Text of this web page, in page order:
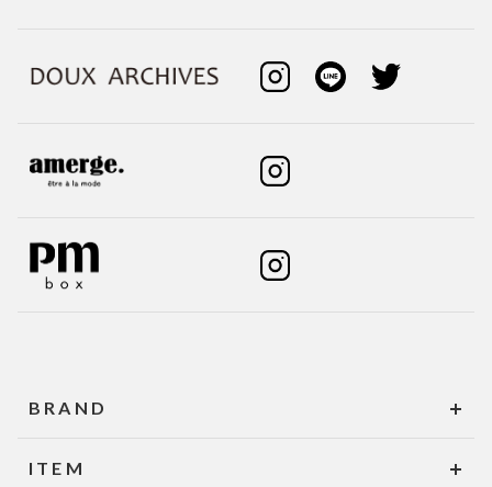
BRAND
ITEM